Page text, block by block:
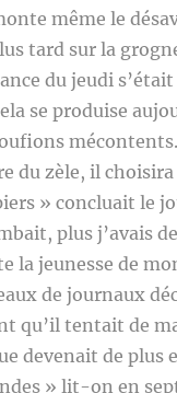
même le
tard sur la
du jeudi
se produise
du zèle, il
» concluait le
plus j’avais
la jeunesse de
de journaux
qu’il tentait de
devenait de plus
» lit-on en